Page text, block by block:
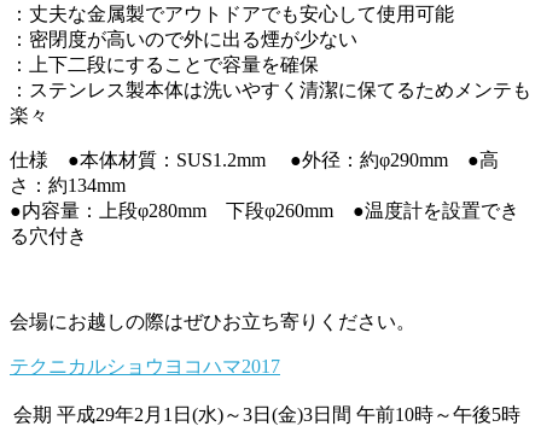
：丈夫な金属製でアウトドアでも安心して使用可能
：密閉度が高いので外に出る煙が少ない
：上下二段にすることで容量を確保
：ステンレス製本体は洗いやすく清潔に保てるためメンテも
楽々
仕様 ●本体材質：SUS1.2mm ●外径：約φ290mm ●高
さ：約134mm
●内容量：上段φ280mm 下段φ260mm ●温度計を設置でき
る穴付き
会場にお越しの際はぜひお立ち寄りください。
テクニカルショウヨコハマ2017
会期 平成29年2月1日(水)～3日(金)3日間 午前10時～午後5時